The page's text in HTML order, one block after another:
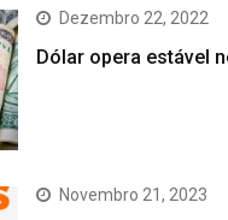
Dezembro 22, 2022
Dólar opera estável
Novembro 21, 2023